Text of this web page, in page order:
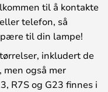
til å kontakte
telefon, så
til din lampe!
inkludert de
også mer
R7S og G23 finnes i